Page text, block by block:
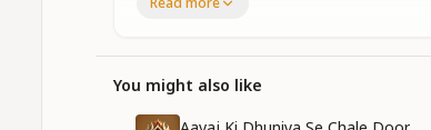
कितना गहरा है ये गम
दिल कि आह क्या दुनिया जाने
You might also like